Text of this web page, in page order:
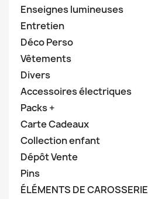
Enseignes lumineuses
Entretien
Déco Perso
Vêtements
Divers
Accessoires électriques
Packs +
Carte Cadeaux
Collection enfant
Dépôt Vente
Pins
ÉLÉMENTS DE CAROSSERIE